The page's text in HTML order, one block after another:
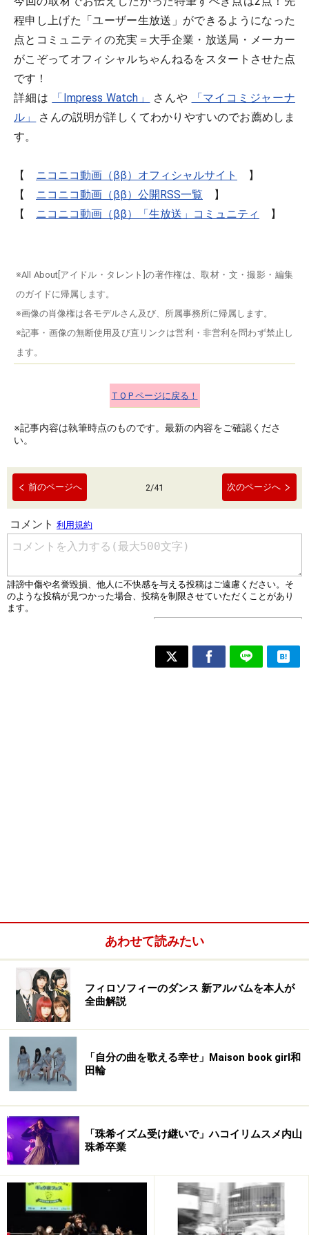
程申し上げた「ユーザー生放送」ができるようになった
点とコミュニティの充実＝大手企業・放送局・メーカー
がこぞってオフィシャルちゃんねるをスタートさせた点
です！
詳細は
「Impress Watch」 さんや
「マイコミジャーナ
ル」
さんの説明が詳しくてわかりやすいのでお薦めしま
す。
【 ニコニコ動画（ββ）オフィシャルサイト
】
【 ニコニコ動画（ββ）公開RSS一覧 】
【 ニコニコ動画（ββ）「生放送」コミュニティ 】
※All About[アイドル・タレント]の著作権は、取材・文・撮影・編集
のガイドに帰属します。
※画像の肖像権は各モデルさん及び、所属事務所に帰属します。
※記事・画像の無断使用及び直リンクは営利・非営利を問わず禁止し
ます。
T O P ページに戻る！
※記事内容は執筆時点のものです。最新の内容をご確認くださ
い。
前のページへ 2/41 次のページへ
あわせて読みたい
フィロソフィーのダンス 新アルバムを本人が
全曲解説
「自分の曲を歌える幸せ」Maison book girl和
田輪
「珠希イズム受け継いで」ハコイリムスメ内山
珠希卒業